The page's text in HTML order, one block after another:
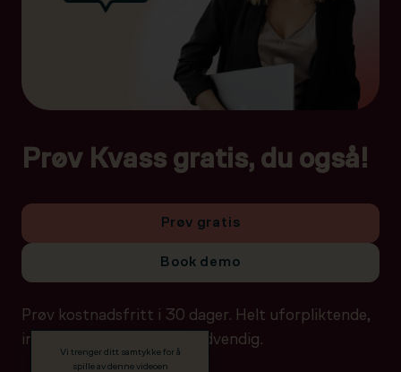
Prøv Kvass gratis, du også!
Prøv gratis
Book demo
Prøv kostnadsfritt i 30 dager. Helt uforpliktende,
ingen betalingsdetaljer nødvendig.
Vi trenger ditt samtykke for å
spille av denne videoen